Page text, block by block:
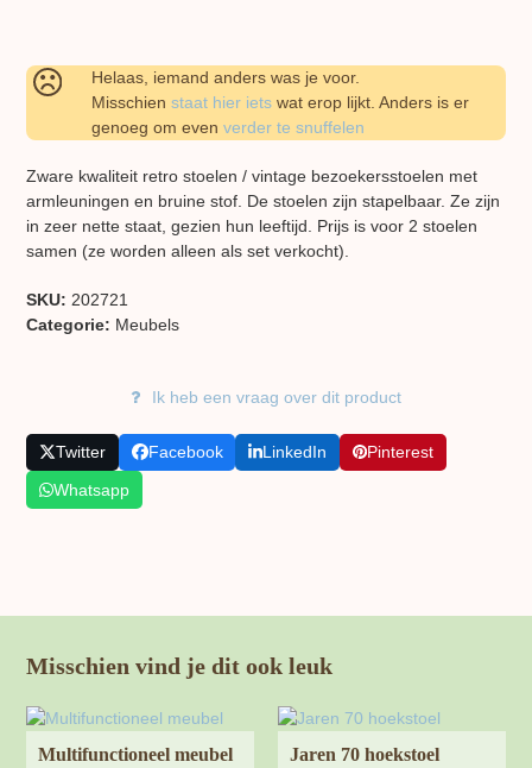
Helaas, iemand anders was je voor.
Misschienstaat hier iets wat erop lijkt. Anders is er
genoeg om evenverder te snuffelen
Zware kwaliteit retro stoelen / vintage bezoekersstoelen met
armleuningen en bruine stof. De stoelen zijn stapelbaar. Ze zijn
in zeer nette staat, gezien hun leeftijd. Prijs is voor 2 stoelen
samen (ze worden alleen als set verkocht).
SKU: 202721
Categorie: Meubels
Ik heb een vraag over dit product
Twitter Facebook LinkedIn
Pinterest
Whatsapp
Misschien vind je dit ook leuk
Multifunctioneel meubel Jaren 70 hoekstoel